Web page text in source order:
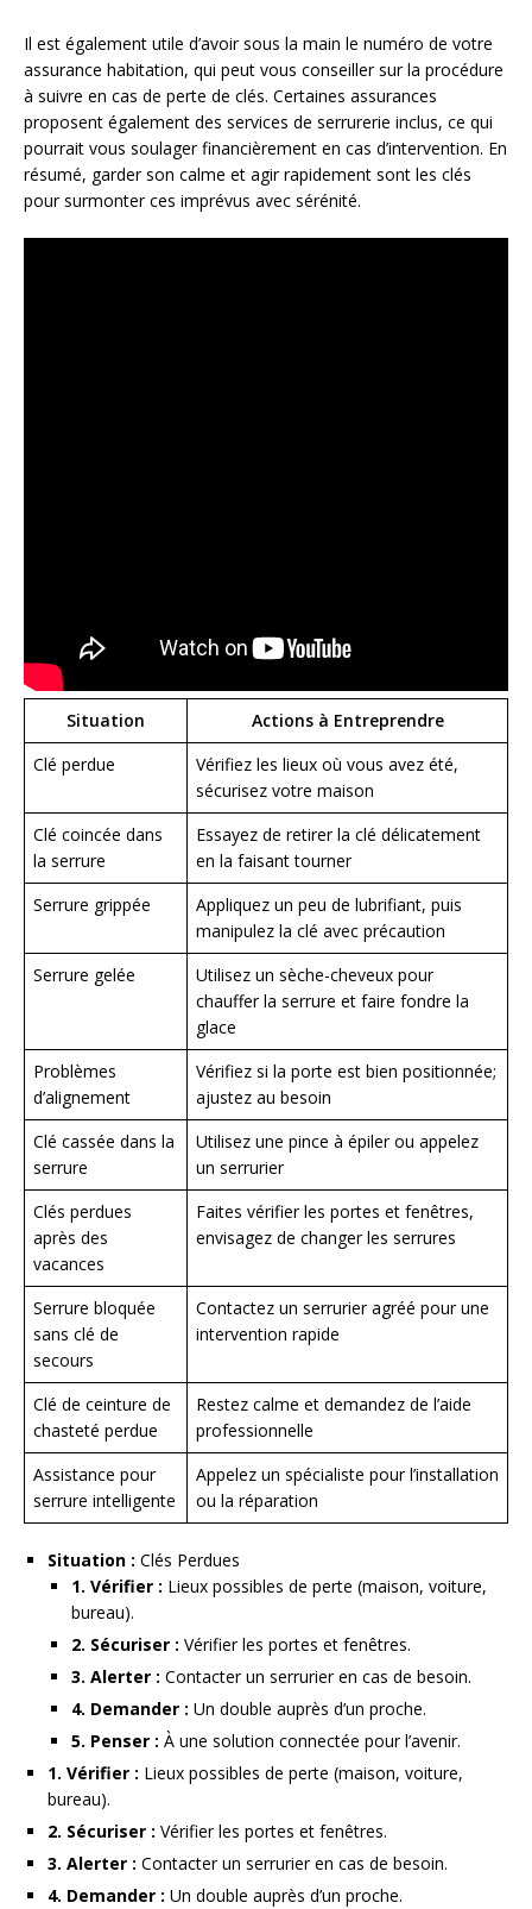
Il est également utile d’avoir sous la main le numéro de votre
assurance habitation, qui peut vous conseiller sur la procédure
à suivre en cas de perte de clés. Certaines assurances
proposent également des services de serrurerie inclus, ce qui
pourrait vous soulager financièrement en cas d’intervention. En
résumé, garder son calme et agir rapidement sont les clés
pour surmonter ces imprévus avec sérénité.
Situation
Actions à Entreprendre
Clé perdue
Vérifiez les lieux où vous avez été,
sécurisez votre maison
Clé coincée dans
la serrure
Essayez de retirer la clé délicatement
en la faisant tourner
Serrure grippée
Appliquez un peu de lubrifiant, puis
manipulez la clé avec précaution
Serrure gelée
Utilisez un sèche-cheveux pour
chauffer la serrure et faire fondre la
glace
Problèmes
d’alignement
Vérifiez si la porte est bien positionnée;
ajustez au besoin
Clé cassée dans la
serrure
Utilisez une pince à épiler ou appelez
un serrurier
Clés perdues
après des
vacances
Faites vérifier les portes et fenêtres,
envisagez de changer les serrures
Serrure bloquée
sans clé de
secours
Contactez un serrurier agréé pour une
intervention rapide
Clé de ceinture de
chasteté perdue
Restez calme et demandez de l’aide
professionnelle
Assistance pour
serrure intelligente
Appelez un spécialiste pour l’installation
ou la réparation
Situation : Clés Perdues
1. Vérifier : Lieux possibles de perte (maison, voiture,
bureau).
2. Sécuriser : Vérifier les portes et fenêtres.
3. Alerter : Contacter un serrurier en cas de besoin.
4. Demander : Un double auprès d’un proche.
5. Penser : À une solution connectée pour l’avenir.
1. Vérifier : Lieux possibles de perte (maison, voiture,
bureau).
2. Sécuriser : Vérifier les portes et fenêtres.
3. Alerter : Contacter un serrurier en cas de besoin.
4. Demander : Un double auprès d’un proche.